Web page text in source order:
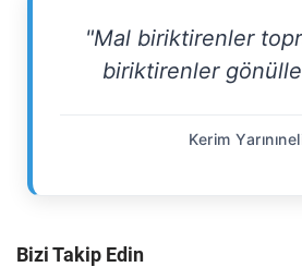
"Mal biriktirenler
biriktirenler
Kerim
Bizi Takip Edin